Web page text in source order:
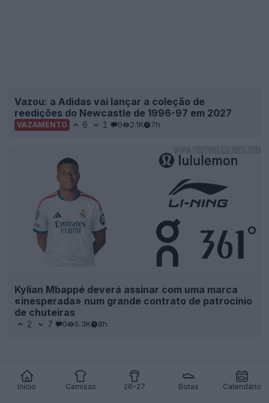
Início Camisas 26-27 Botas Calendário
Vazou: a Adidas vai lançar a coleção de
reedições do Newcastle de 1996-97 em 2027
VAZAMENTO 6 1 0 2.1K 7h
Kylian Mbappé deverá assinar com uma marca
«inesperada» num grande contrato de patrocínio
de chuteiras
2 7 0 5.3K 8h